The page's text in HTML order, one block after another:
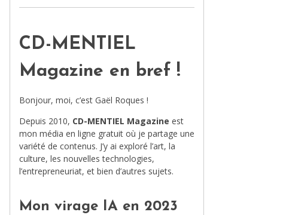
DESIGN
ART ET CULTURE
ARCHITECTURE
MODE
VOYAGE
ÉQUILIBRE ET ÉVOLUTION
CD-MENTIEL
Magazine en bref !
Bonjour, moi, c’est Gaël Roques !
Depuis 2010, CD-MENTIEL Magazine est
mon média en ligne gratuit où je partage une
variété de contenus. J’y ai exploré l’art, la
culture, les nouvelles technologies,
l’entrepreneuriat, et bien d’autres sujets.
Mon virage IA en 2023